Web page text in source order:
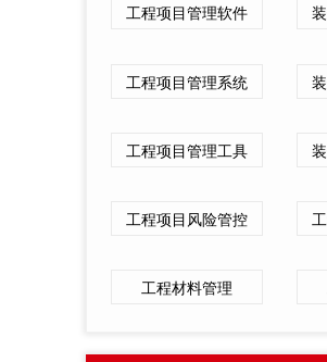
工程项目管理软件
工程项目管理系统
工程项目管理工具
工程项目风险管控
工程材料管理